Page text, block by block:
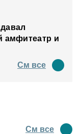
амфитеатр и
См все
См все